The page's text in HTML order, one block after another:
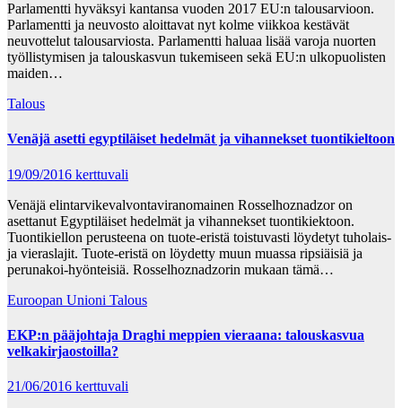
Parlamentti hyväksyi kantansa vuoden 2017 EU:n talousarvioon.
Parlamentti ja neuvosto aloittavat nyt kolme viikkoa kestävät
neuvottelut talousarviosta. Parlamentti haluaa lisää varoja nuorten
työllistymisen ja talouskasvun tukemiseen sekä EU:n ulkopuolisten
maiden…
Talous
Venäjä asetti egyptiläiset hedelmät ja vihannekset tuontikieltoon
19/09/2016 kerttuvali
Venäjä elintarvikevalvontaviranomainen Rosselhoznadzor on
asettanut Egyptiläiset hedelmät ja vihannekset tuontikiektoon.
Tuontikiellon perusteena on tuote-eristä toistuvasti löydetyt tuholais-
ja vieraslajit. Tuote-eristä on löydetty muun muassa ripsiäisiä ja
perunakoi-hyönteisiä. Rosselhoznadzorin mukaan tämä…
Euroopan Unioni Talous
EKP:n pääjohtaja Draghi meppien vieraana: talouskasvua
velkakirjaostoilla?
21/06/2016 kerttuvali